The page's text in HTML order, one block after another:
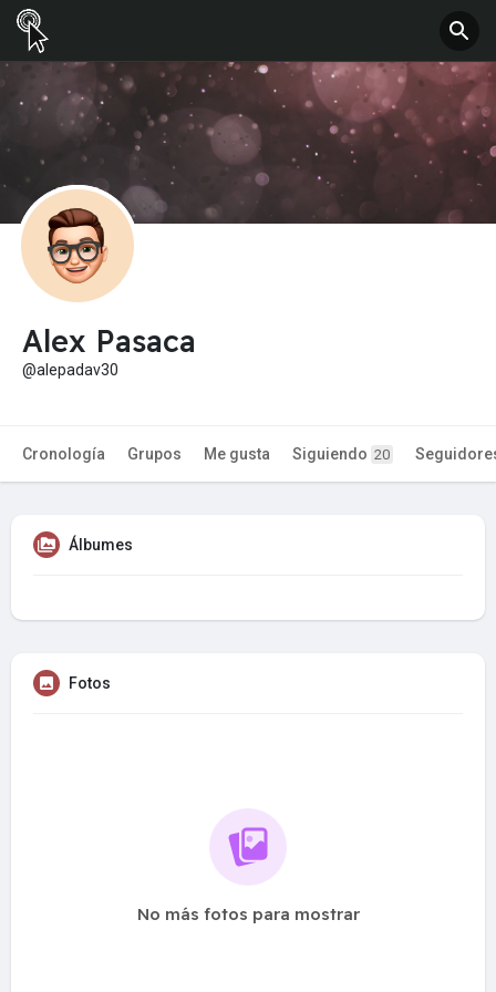
Alex Pasaca
@alepadav30
Cronología Grupos Me gusta Siguiendo 20
Álbumes
Fotos
No más fotos para mostrar